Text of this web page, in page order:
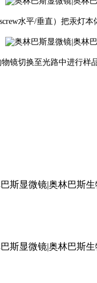
水平/垂直）把汞灯
镜切换至光路中进行样